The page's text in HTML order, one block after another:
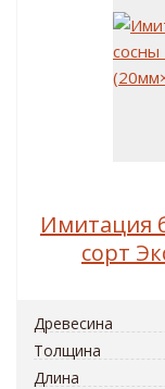
Имитация
сорт
Древесина
Толщина
Длина